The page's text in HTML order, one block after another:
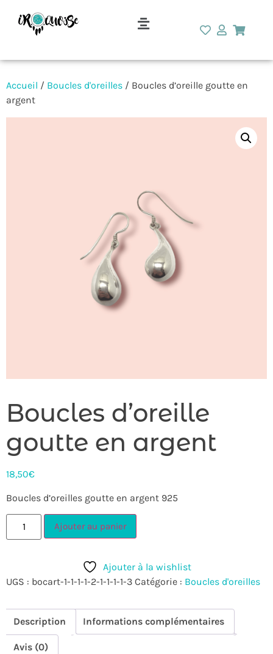
Accueil / Boucles d'oreilles / Boucles d’oreille goutte en
argent
Boucles d’oreille
goutte en argent
18,50€
Boucles d’oreilles goutte en argent 925
Ajouter au panier
Ajouter à la wishlist
UGS : bocart-1-1-1-1-2-1-1-1-1-3 Catégorie : Boucles d'oreilles
Description Informations complémentaires
Avis (0)